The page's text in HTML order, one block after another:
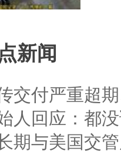
新闻
交付严重超
人回应：都
期与美国交